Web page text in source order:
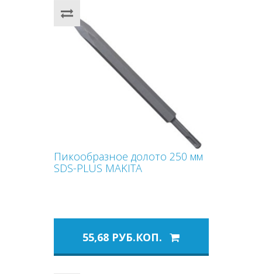
Пикообразное долото 250 мм
SDS-PLUS MAKITA
55,68 РУБ.КОП.